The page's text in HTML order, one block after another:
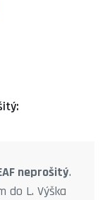
neprošitý.
do L. Výška